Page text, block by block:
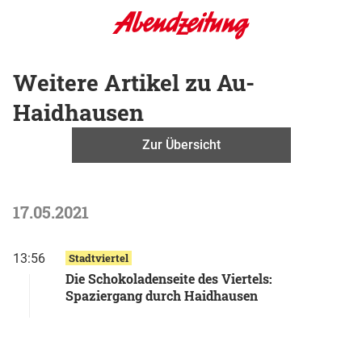
Weitere Artikel zu Au-
Haidhausen
Zur Übersicht
17.05.2021
13:56 Stadtviertel
Die Schokoladenseite des Viertels:
Spaziergang durch Haidhausen